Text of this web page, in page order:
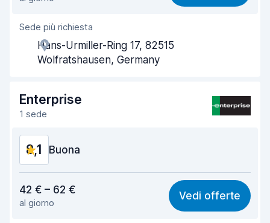
Gentilezza degli agenti
Rapidità del ritiro
Pulizia del veicolo 8,5
Condizioni dell'auto
Sede più richiesta
Hans-Urmiller-Ring 17, 82515
Wolfratshausen, Germany
Enterprise
1 sede
8,1 Buona
7,6
Facile da trovare 8,2
42 € – 62 €
al giorno
Vedi offerte